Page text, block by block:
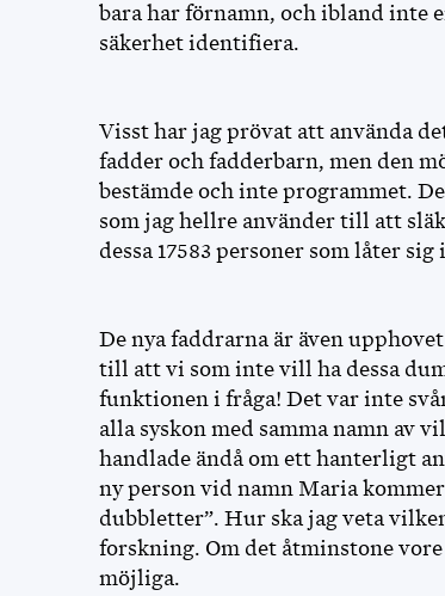
bara har förnamn, och ibland inte
säkerhet identifiera.
Visst har jag prövat att använda
fadder och fadderbarn, men den
bestämde och inte programmet.
som jag hellre använder till att
dessa 17583 personer som låter
De nya faddrarna är även
till att vi som inte vill ha dessa
funktionen i fråga! Det var inte
alla syskon med samma namn av
handlade ändå om ett hanterligt
ny person vid namn Maria
dubbletter”. Hur ska jag veta
forskning. Om det åtminstone
möjliga.